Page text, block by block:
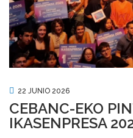
22 JUNIO 2026
CEBANC-EKO
IKASENPRESA